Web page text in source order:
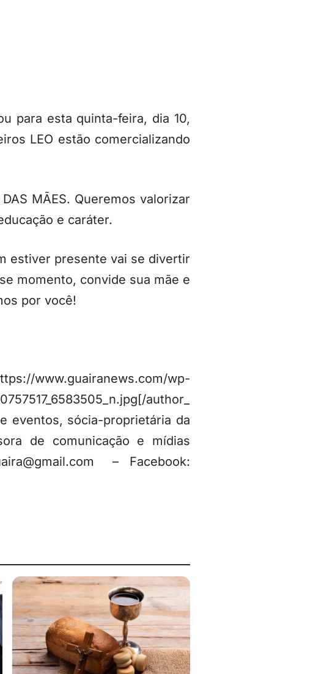
para esta quinta-feira, dia 10,
LEO estão comercializando
MÃES. Queremos valorizar
e caráter.
estiver presente vai se divertir
momento, convide sua mãe e
por você!
wp-
author_
eventos, sócia-proprietária da
de comunicação e mídias
– Facebook: